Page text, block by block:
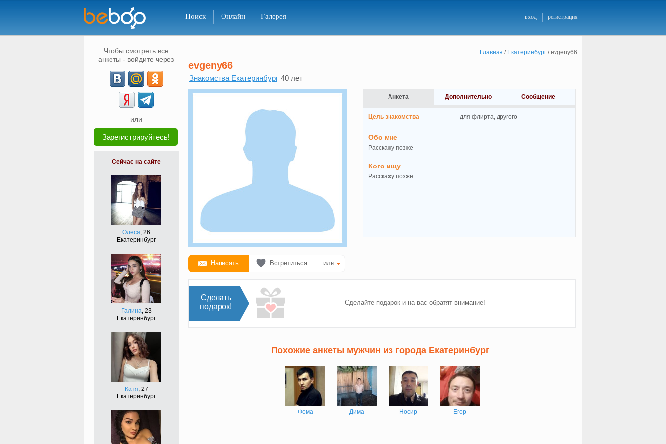
Поиск Онлайн Галерея вход регистрация
Чтобы смотреть все
анкеты - войдите через
или
Зарегистрируйтесь!
Сейчас на сайте
Олеся, 26
Екатеринбург
Галина, 23
Екатеринбург
Катя, 27
Екатеринбург
Главная / Екатеринбург/evgeny66
evgeny66
Знакомства Екатеринбург, 40 лет
Написать Встретиться или
Анкета Дополнительно Сообщение
Цель знакомства для флирта, другого
Обо мне
Расскажу позже
Кого ищу
Расскажу позже
Сделать
подарок!
Сделайте подарок и на вас обратят внимание!
Похожие анкеты мужчин из города Екатеринбург
Фома Дима Носир Егор